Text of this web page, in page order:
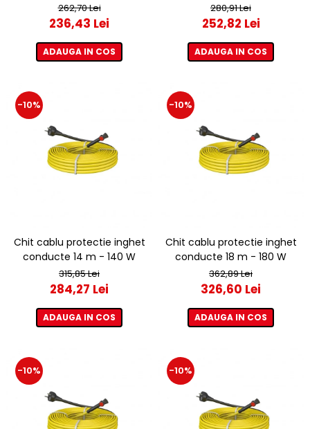
262,70 Lei
236,43 Lei
ADAUGA IN COS
280,91 Lei
252,82 Lei
ADAUGA IN COS
-10%
Chit cablu protectie inghet
conducte 14 m - 140 W
315,85 Lei
284,27 Lei
ADAUGA IN COS
-10%
Chit cablu protectie inghet
conducte 18 m - 180 W
362,89 Lei
326,60 Lei
ADAUGA IN COS
-10% -10%